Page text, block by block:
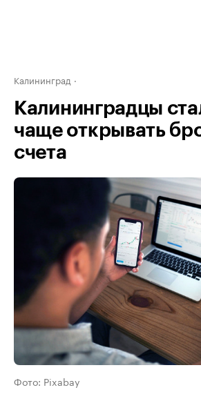
Калининград
Калининградцы
чаще открывать
счета
Фото: Pixabay